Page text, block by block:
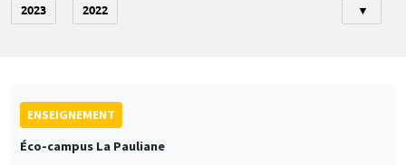
2023 2022 ▼
ENSEIGNEMENT
Éco-campus La Pauliane